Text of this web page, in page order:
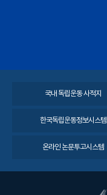
국내 독립운동 사적지
한국독립운동정보시스템
온라인 논문투고시스템